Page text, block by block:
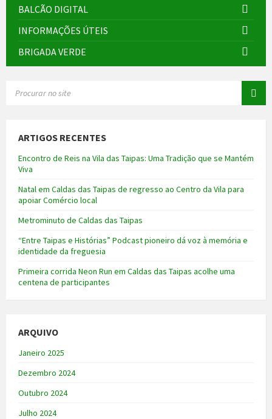
BALCÃO DIGITAL
INFORMAÇÕES ÚTEIS
BRIGADA VERDE
ARTIGOS RECENTES
Encontro de Reis na Vila das Taipas: Uma Tradição que se Mantém
Viva
Natal em Caldas das Taipas de regresso ao Centro da Vila para
apoiar Comércio local
Metrominuto de Caldas das Taipas
“Entre Taipas e Histórias” Podcast pioneiro dá voz à memória e
identidade da freguesia
Primeira corrida Neon Run em Caldas das Taipas acolhe uma
centena de participantes
ARQUIVO
Janeiro 2025
Dezembro 2024
Outubro 2024
Julho 2024